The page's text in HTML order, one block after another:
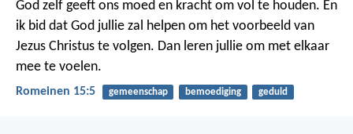
God zelf geeft ons moed en kracht om vol te houden. En
ik bid dat God jullie zal helpen om het voorbeeld van
Jezus Christus te volgen. Dan leren jullie om met elkaar
mee te voelen.
Romeinen 15:5 gemeenschap bemoediging geduld